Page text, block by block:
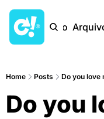
Início
Home Posts Do you love
Do you